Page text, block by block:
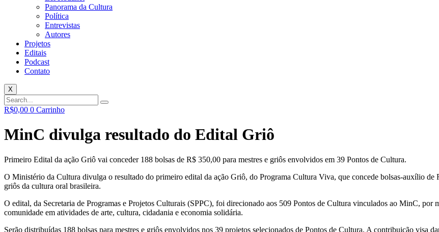
Panorama da Cultura
Política
Entrevistas
Autores
Projetos
Editais
Podcast
Contato
X
R$0,00 0 Carrinho
MinC divulga resultado do Edital Griô
Primeiro Edital da ação Griô vai conceder 188 bolsas de R$ 350,00 para mestres e griôs envolvidos em 39 Pontos de Cultura.
O Ministério da Cultura divulga o resultado do primeiro edital da ação Griô, do Programa Cultura Viva, que concede bolsas-auxílio de
griôs da cultura oral brasileira.
O edital, da Secretaria de Programas e Projetos Culturais (SPPC), foi direcionado aos 509 Pontos de Cultura vinculados ao MinC,
comunidade em atividades de arte, cultura, cidadania e economia solidária.
Serão distribuídas 188 bolsas para mestres e griôs envolvidos nos 39 projetos selecionados de Pontos de Cultura. A contribuição visa